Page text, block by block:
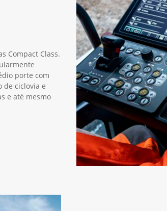
Compact Class.
porte com
de ciclovia e
e até mesmo